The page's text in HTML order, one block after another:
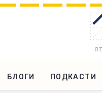
БЛОГИ ПОДКАСТИ